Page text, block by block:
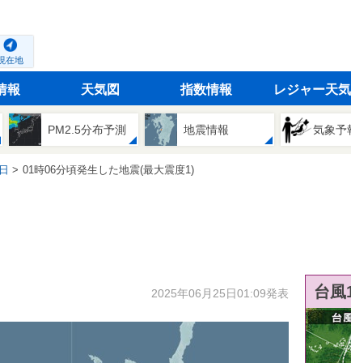
在地
報 天気図 指数情報 レジャー天気
PM2.5分布予測 地震情報 気象予
01時06分頃発生した地震(最大震度1)
2025年06月25日01:09発表 台風